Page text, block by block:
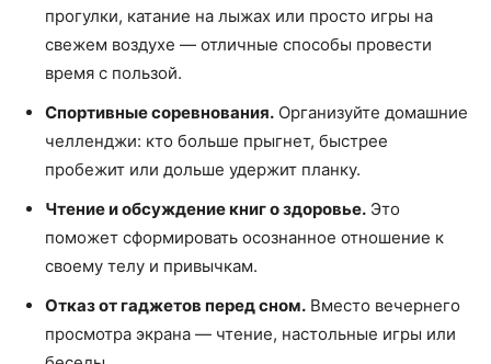
прогулки, катание на лыжах или просто игры на
свежем воздухе — отличные способы провести
время с пользой.
Спортивные соревнования. Организуйте домашние
челленджи: кто больше прыгнет, быстрее
пробежит или дольше удержит планку.
Чтение и обсуждение книг о здоровье. Это
поможет сформировать осознанное отношение к
своему телу и привычкам.
Отказ от гаджетов перед сном. Вместо вечернего
просмотра экрана — чтение, настольные игры или